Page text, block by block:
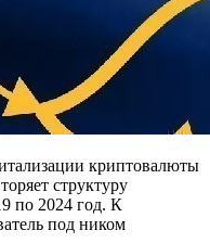
криптовалюты
структуру
по 2024 год. К
под ником